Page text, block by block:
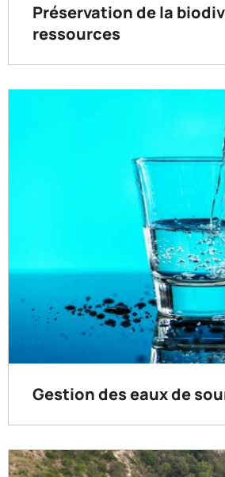
Préservation de la
ressources
Gestion des eaux de